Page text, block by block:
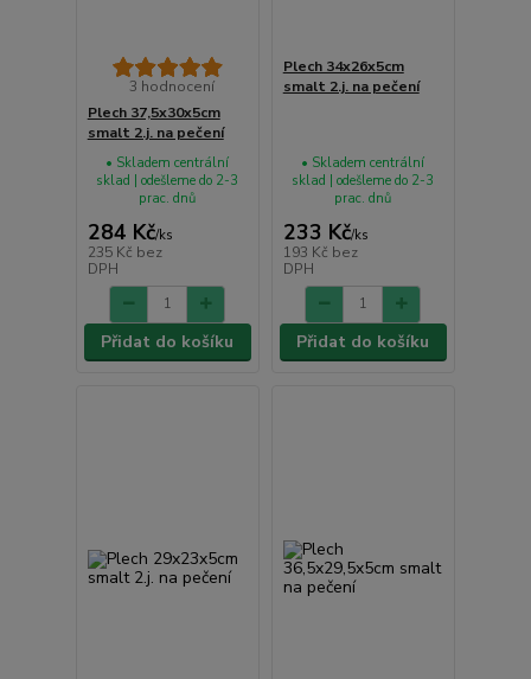
3 hodnocení
Plech 37,5x30x5cm
smalt 2.j. na pečení
284 Kč/ks
235 Kč bez
DPH
• Skladem centrální
sklad | odešleme do 2-3
prac. dnů
Přidat do košíku
Plech 34x26x5cm
smalt 2.j. na pečení
233 Kč/ks
193 Kč bez
DPH
• Skladem centrální
sklad | odešleme do 2-3
prac. dnů
Přidat do košíku